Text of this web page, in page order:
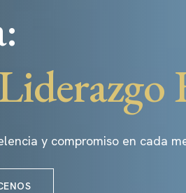
y compromiso en cada